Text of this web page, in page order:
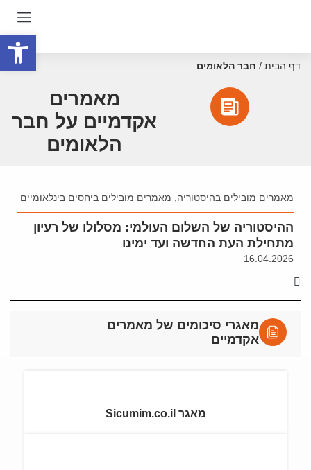
פתח
דף הבית / חבר הלאומים
מאמרים
אקדמיים על חבר
הלאומים
מאמרים מובילים בהיסטוריה מאמרים מובילים ביחסים בינלאומיים
ההיסטוריה של השלום העולמי: מסלולו של רעיון
מתחילת העת החדשה ועד ימינו
16.04.2026
מאגרי סיכומים של מאמרים
אקדמיים
מאגר Sicumim.co.il